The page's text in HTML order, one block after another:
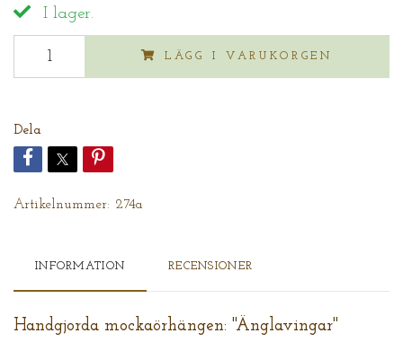
I lager.
LÄGG I VARUKORGEN
Dela
Artikelnummer: 274a
INFORMATION RECENSIONER
Handgjorda mockaörhängen: "Änglavingar"